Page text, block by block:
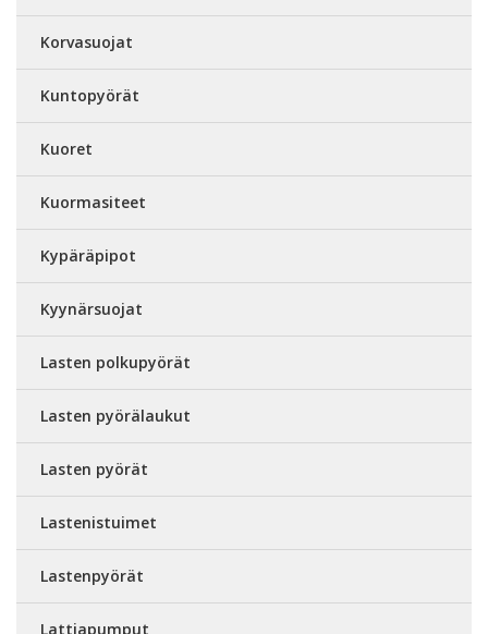
Korvasuojat
Kuntopyörät
Kuoret
Kuormasiteet
Kypäräpipot
Kyynärsuojat
Lasten polkupyörät
Lasten pyörälaukut
Lasten pyörät
Lastenistuimet
Lastenpyörät
Lattiapumput